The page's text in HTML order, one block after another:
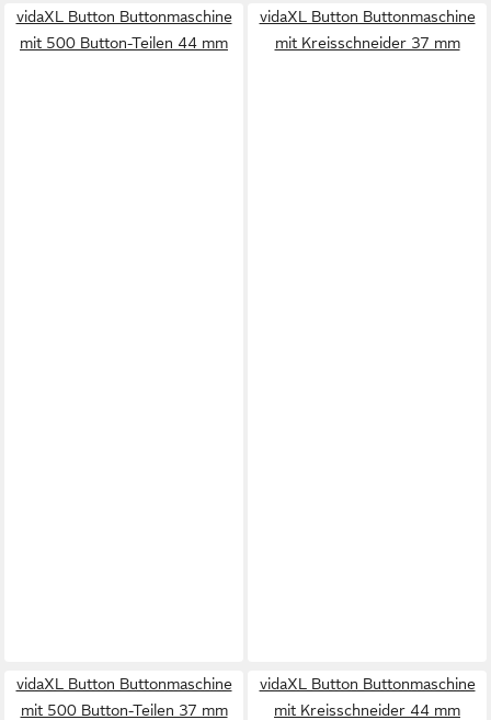
vidaXL Button Buttonmaschine
mit 500 Button-Teilen 44 mm
vidaXL Button Buttonmaschine
mit Kreisschneider 37 mm
vidaXL Button Buttonmaschine
mit 500 Button-Teilen 37 mm
vidaXL Button Buttonmaschine
mit Kreisschneider 44 mm